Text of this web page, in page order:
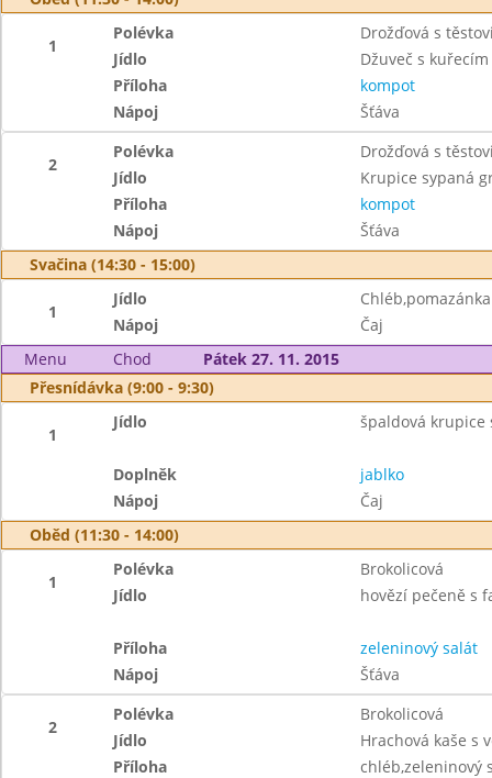
1
Polévka
Drožďová s
Jídlo
Džuveč s
Příloha
kompot
Nápoj
Šťáva
2
Polévka
Drožďová s
Jídlo
Krupice sypaná
Příloha
kompot
Nápoj
Šťáva
Svačina (14:30 - 15:00)
1
Jídlo
Nápoj
Čaj
Menu
Chod
Pátek 27. 11. 2015
Přesnídávka (9:00 - 9:30)
1
Jídlo špaldová krupice
Doplněk
jablko
Nápoj
Čaj
Oběd (11:30 - 14:00)
1
Polévka
Brokolicová
Jídlo
hovězí pečeně s
Příloha
zeleninový salát
Nápoj
Šťáva
2
Polévka
Brokolicová
Jídlo
Hrachová kaše s
Příloha
chléb,zeleninový